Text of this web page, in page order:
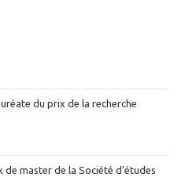
du prix de la recherche
master de la Société d’études